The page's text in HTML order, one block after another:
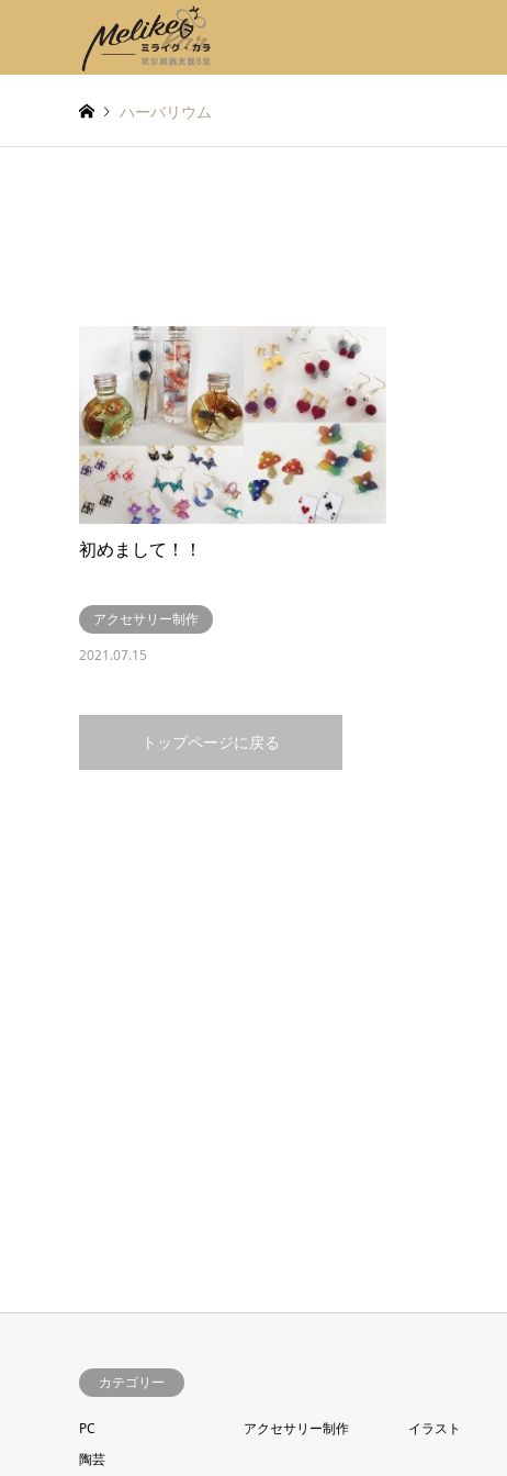
ハーバリウム
初めまして！！
アクセサリー制作
2021.07.15
トップページに戻る
カテゴリー
PC アクセサリー制作 イラスト
陶芸